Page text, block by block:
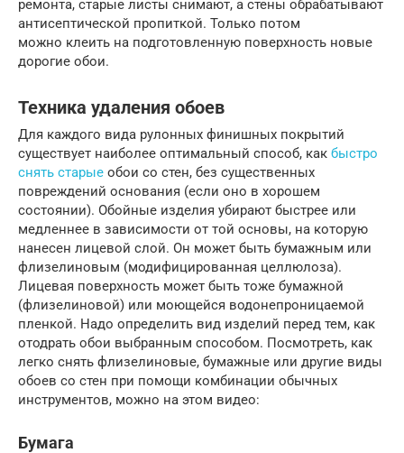
ремонта, старые листы снимают, а стены обрабатывают
антисептической пропиткой. Только потом
можно клеить на подготовленную поверхность новые
дорогие обои.
Техника удаления обоев
Для каждого вида рулонных финишных покрытий
существует наиболее оптимальный способ, как быстро
снять старые обои со стен, без существенных
повреждений основания (если оно в хорошем
состоянии). Обойные изделия убирают быстрее или
медленнее в зависимости от той основы, на которую
нанесен лицевой слой. Он может быть бумажным или
флизелиновым (модифицированная целлюлоза).
Лицевая поверхность может быть тоже бумажной
(флизелиновой) или моющейся водонепроницаемой
пленкой. Надо определить вид изделий перед тем, как
отодрать обои выбранным способом. Посмотреть, как
легко снять флизелиновые, бумажные или другие виды
обоев со стен при помощи комбинации обычных
инструментов, можно на этом видео:
Бумага